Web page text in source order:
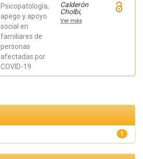
Psicopatología,
apego y apoyo
social en
familiares de
personas
afectadas por
COVID-19
Calderón
Cholbi,
Aruca;
Delhom,
Ver más
1